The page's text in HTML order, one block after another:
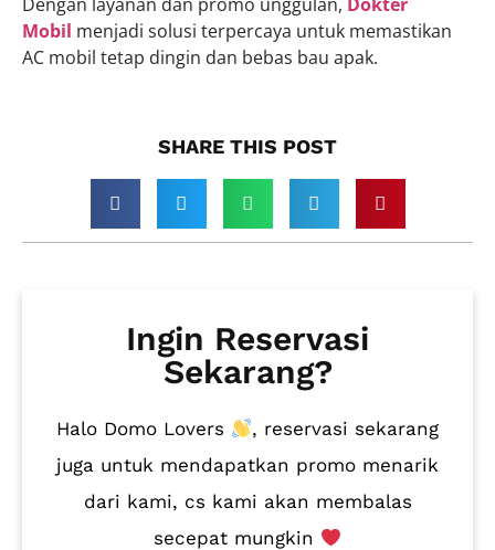
Mobil menjadi solusi terpercaya untuk memastikan
AC mobil tetap dingin dan bebas bau apak.
SHARE THIS POST​
Ingin Reservasi
Sekarang?
Halo Domo Lovers
, reservasi sekarang
juga untuk mendapatkan promo menarik
dari kami, cs kami akan membalas
secepat mungkin